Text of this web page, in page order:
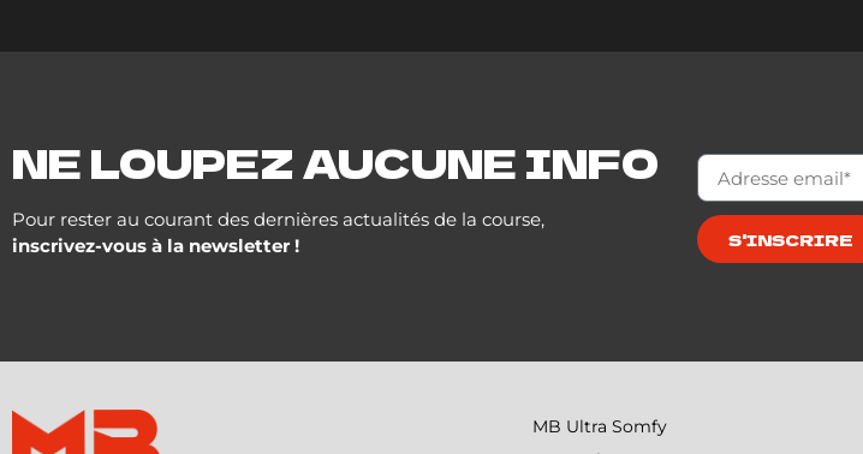
NE LOUPEZ AUCUNE INFO
Pour rester au courant des dernières actualités de la course,
inscrivez-vous à la newsletter !
S'INSCRIRE
MB Ultra Somfy